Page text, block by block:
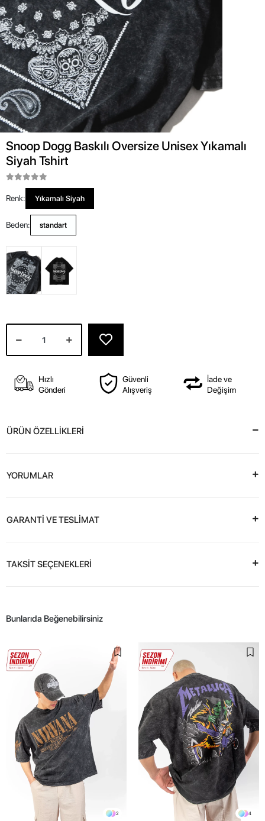
Snoop Dogg Baskılı Oversize Unisex Yıkamalı
Siyah Tshirt
Renk: Yıkamalı Siyah
Beden: standart
Hızlı
Gönderi
Güvenli
Alışveriş
İade ve
Değişim
ÜRÜN ÖZELLİKLERİ
YORUMLAR
GARANTİ VE TESLİMAT
TAKSİT SEÇENEKLERİ
Bunlarıda Beğenebilirsiniz
2 4